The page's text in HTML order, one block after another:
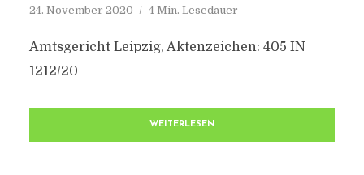
24. November 2020 4 Min. Lesedauer
Amtsgericht Leipzig, Aktenzeichen: 405 IN
1212/20
WEITERLESEN